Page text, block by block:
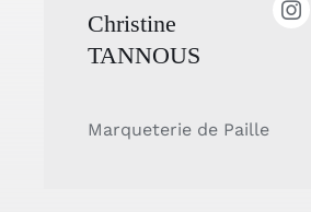
Christine
TANNOUS
Marqueterie de Paille